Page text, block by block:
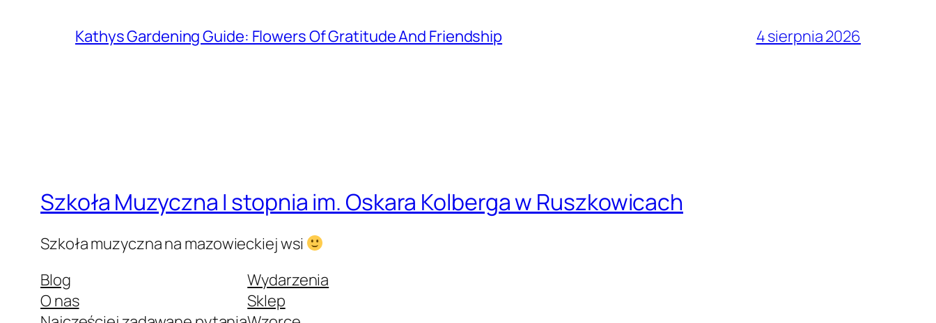
Kathys Gardening Guide: Flowers Of Gratitude And Friendship 4 sierpnia 2026
Szkoła Muzyczna I stopnia im. Oskara Kolberga w Ruszkowicach
Szkoła muzyczna na mazowieckiej wsi
Blog
O nas
Wydarzenia
Sklep